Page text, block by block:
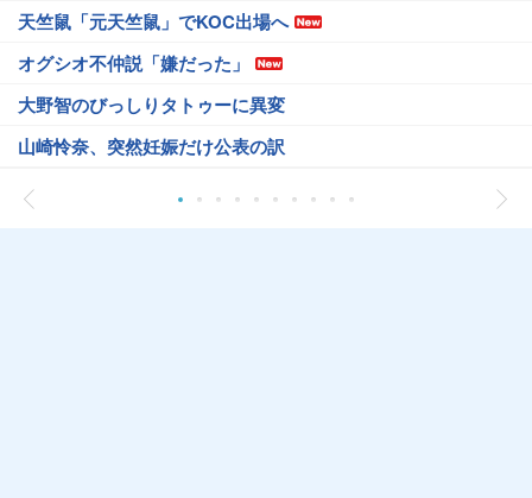
天竺鼠「元天竺鼠」でKOC出場へ
オグシオ不仲説「嫌だった」
大野智のびっしりタトゥーに異変
山崎怜奈、突然妊娠だけ公表の訳